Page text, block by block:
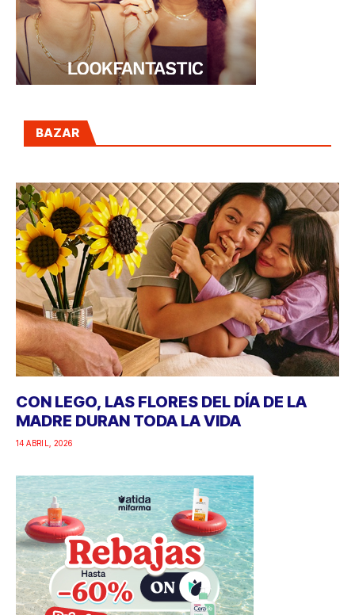
BAZAR
CON LEGO, LAS FLORES DEL DÍA DE LA
MADRE DURAN TODA LA VIDA
14 ABRIL, 2026